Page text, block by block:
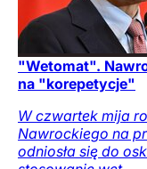
"Wetomat".
na "korepetycje"
W czwartek mija
Nawrockiego na
odniosła się do